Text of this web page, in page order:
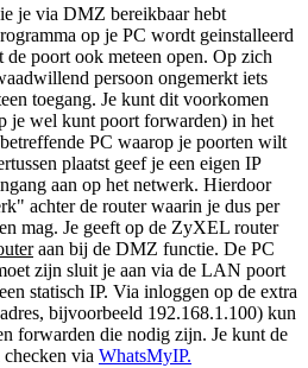
je via DMZ bereikbaar hebt
op je PC wordt geinstalleerd
de poort ook meteen open. Op zich
persoon ongemerkt iets
toegang. Je kunt dit voorkomen
je wel kunt poort forwarden) in het
PC waarop je poorten wilt
plaatst geef je een eigen IP
aan op het netwerk. Hierdoor
achter de router waarin je dus per
mag. Je geeft op de ZyXEL router
aan bij de DMZ functie. De PC
zijn sluit je aan via de LAN poort
statisch IP. Via inloggen op de extra
bijvoorbeeld 192.168.1.100) kun
forwarden die nodig zijn. Je kunt de
via WhatsMyIP.